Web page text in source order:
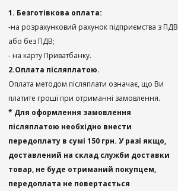
1. Безготівкова оплата:
-на розрахунковий рахунок підприємства з ПДВ
або без ПДВ;
- на карту Приватбанку.
2.Оплата післяплатою.
Оплата методом післяплати означає, що Ви
платите гроші при отриманні замовлення.
* Для оформлення замовлення
післяплатою необхідно внести
передоплату в сумі 150 грн. У разі якщо,
доставлений на склад служби доставки
товар, не буде отриманий покупцем,
передоплата не повертається